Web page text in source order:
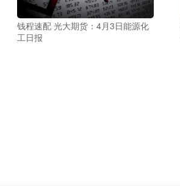
钱程速配 光大期货：4月3日能源化
工日报